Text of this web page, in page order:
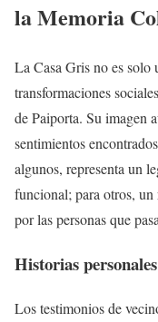
la Memoria
La Casa Gris no es
transformaciones
de Paiporta. Su imagen
sentimientos
algunos, representa un
funcional; para otros,
por las personas que
Historias
Los testimonios de